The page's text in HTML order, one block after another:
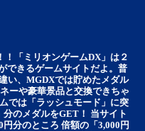
「ミリオンゲームDX」は２
できるゲームサイトだよ。普
い、MGDXでは貯めたメダル
ーや豪華景品と交換できちゃ
では「ラッシュモード」に突
分のメダルをGET！ 当サイト
分のところ 倍額の「3,000円